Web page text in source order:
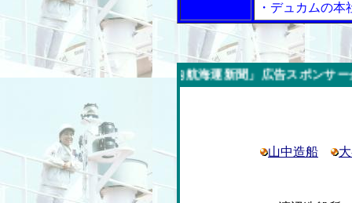
・デュカムの
今週の「内航海運新聞」広告スポンサー企業
山中造船